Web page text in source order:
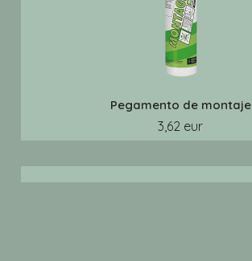
Pegamento de montaje
3,62 eur